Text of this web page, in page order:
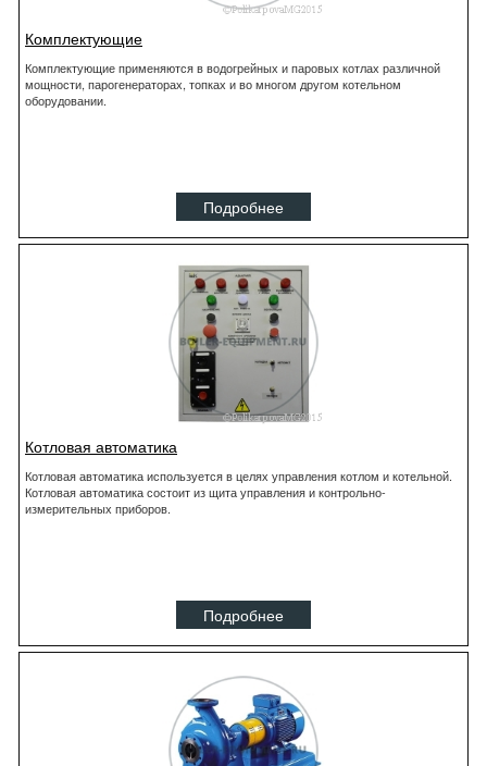
Комплектующие
Комплектующие применяются в водогрейных и паровых котлах различной
мощности, парогенераторах, топках и во многом другом котельном
оборудовании.
Подробнее
Котловая автоматика
Котловая автоматика используется в целях управления котлом и котельной.
Котловая автоматика состоит из щита управления и контрольно-
измерительных приборов.
Подробнее